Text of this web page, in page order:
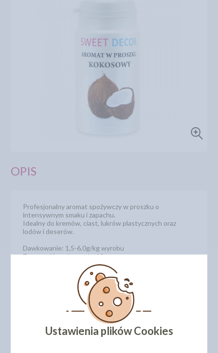
OPIS
Profesjonalny aromat spożywczy w proszku o
intensywnym smaku i zapachu.
Idealny do kremów, ciast, lukrów plastycznych oraz
lodów i deserów.
Dawkowanie: 1,5-6,0g/kg wyrobu
Zawartość opakowania: 10 g
Kod produktu: 5051634
DODAJ SWOJĄ OPINIĘ
PRODUKTY PODOBNE
INNI KLIENCI KUPILI TEŻ
Ustawienia plików Cookies